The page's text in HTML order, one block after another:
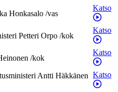
Honkasalo /vas
Katso
Petteri Orpo /kok
Katso
/kok
Katso
Antti Häkkänen Katso